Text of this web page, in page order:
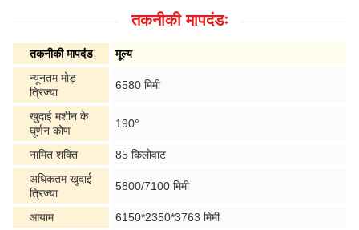
तकनीकी मापदंडः
तकनीकी मापदंड
मूल्य
न्यूनतम मोड़
त्रिज्या
6580 मिमी
खुदाई मशीन के
घूर्णन कोण
190°
नामित शक्ति
85 किलोवाट
अधिकतम खुदाई
त्रिज्या
5800/7100 मिमी
आयाम
6150*2350*3763 मिमी